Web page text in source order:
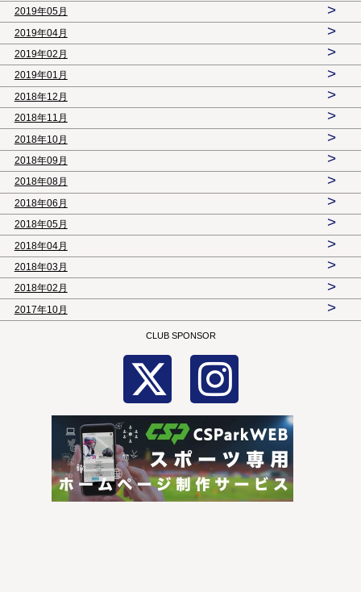
2019年05月 >
2019年04月 >
2019年02月 >
2019年01月 >
2018年12月 >
2018年11月 >
2018年10月 >
2018年09月 >
2018年08月 >
2018年06月 >
2018年05月 >
2018年04月 >
2018年03月 >
2018年02月 >
2017年10月 >
CLUB SPONSOR